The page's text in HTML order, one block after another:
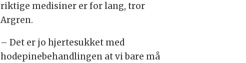
riktige medisiner er for lang, tror
Argren.
– Det er jo hjertesukket med
hodepinebehandlingen at vi bare må